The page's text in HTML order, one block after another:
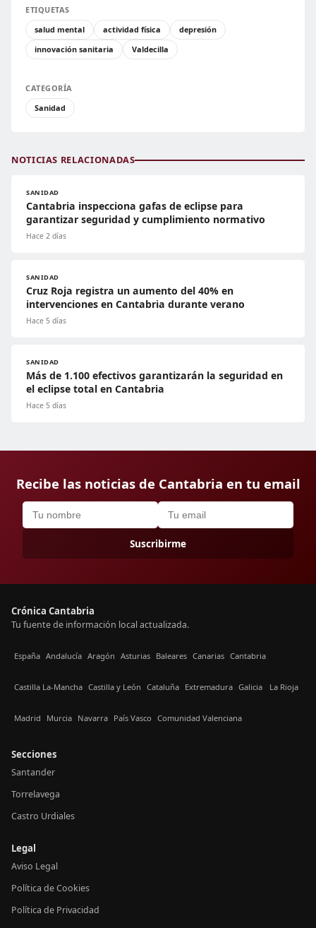
ETIQUETAS
salud mental
actividad física
depresión
innovación sanitaria
Valdecilla
CATEGORÍA
Sanidad
NOTICIAS RELACIONADAS
SANIDAD
Cantabria inspecciona gafas de eclipse para
garantizar seguridad y cumplimiento normativo
Hace 2 días
SANIDAD
Cruz Roja registra un aumento del 40% en
intervenciones en Cantabria durante verano
Hace 5 días
SANIDAD
Más de 1.100 efectivos garantizarán la seguridad en
el eclipse total en Cantabria
Hace 5 días
Recibe las noticias de Cantabria en tu email
Suscribirme
Crónica Cantabria
Tu fuente de información local actualizada.
España Andalucía Aragón Asturias Baleares Canarias Cantabria
Castilla La-Mancha Castilla y León Cataluña Extremadura Galicia La Rioja
Madrid Murcia Navarra País Vasco Comunidad Valenciana
Secciones
Santander
Torrelavega
Castro Urdiales
Legal
Aviso Legal
Política de Cookies
Política de Privacidad